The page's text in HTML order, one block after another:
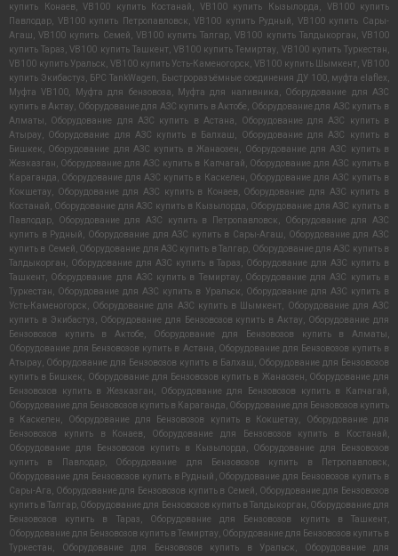
купить Конаев, VB100 купить Костанай, VB100 купить Кызылорда,
VB100 купить
Павлодар, VB100 купить Петропавловск, VB100 купить Рудный, VB100 купить Сары-
Агаш, VB100 купить Семей, VB100 купить Талгар, VB100 купить Талдыкорган, VB100
купить Тараз, VB100 купить Ташкент, VB100 купить Темиртау, VB100 купить Туркестан,
VB100 купить Уральск, VB100 купить Усть-Каменогорск, VB100 купить Шымкент, VB100
купить Экибастуз, БРС TankWagen, Быстроразъёмные соединения ДУ 100, муфта elaflex,
Муфта VB100, Муфта для бензовоза, Муфта для наливника, Оборудование для АЗС
купить в Актау, Оборудование для АЗС купить в Актобе, Оборудование для АЗС купить в
Алматы, Оборудование для АЗС купить в Астана,
Оборудование для АЗС купить в
Атырау, Оборудование для АЗС купить в Балхаш,
Оборудование для АЗС купить в
Бишкек, Оборудование для АЗС купить в Жанаозен, Оборудование для АЗС купить в
Жезказган, Оборудование для АЗС купить в Капчагай, Оборудование для АЗС купить в
Караганда, Оборудование для АЗС купить в Каскелен, Оборудование для АЗС купить в
Кокшетау, Оборудование для АЗС купить в Конаев, Оборудование для АЗС купить в
Костанай, Оборудование для АЗС купить в Кызылорда, Оборудование для АЗС купить в
Павлодар, Оборудование для АЗС купить в Петропавловск,
Оборудование для АЗС
купить в Рудный, Оборудование для АЗС купить в Сары-Агаш, Оборудование для АЗС
купить в Семей, Оборудование для АЗС купить в Талгар, Оборудование для АЗС купить в
Талдыкорган, Оборудование для АЗС купить в Тараз, Оборудование для АЗС купить в
Ташкент, Оборудование для АЗС купить в Темиртау, Оборудование для АЗС купить в
Туркестан, Оборудование для АЗС купить в Уральск, Оборудование для АЗС купить в
Усть-Каменогорск, Оборудование для АЗС купить в Шымкент, Оборудование для АЗС
купить в Экибастуз, Оборудование для Бензовозов купить в Актау, Оборудование для
Бензовозов купить в Актобе, Оборудование для Бензовозов купить в Алматы,
Оборудование для Бензовозов купить в Астана, Оборудование для Бензовозов купить в
Атырау, Оборудование для Бензовозов купить в Балхаш, Оборудование для Бензовозов
купить в Бишкек, Оборудование для Бензовозов купить в Жанаозен, Оборудование для
Бензовозов купить в Жезказган, Оборудование для Бензовозов купить в Капчагай,
Оборудование для Бензовозов купить в Караганда, Оборудование для Бензовозов купить
в Каскелен, Оборудование для Бензовозов купить в Кокшетау,
Оборудование для
Бензовозов купить в Конаев, Оборудование для Бензовозов купить в Костанай,
Оборудование для Бензовозов купить в Кызылорда, Оборудование для Бензовозов
купить в Павлодар, Оборудование для Бензовозов купить в Петропавловск,
Оборудование для Бензовозов купить в Рудный , Оборудование для Бензовозов купить в
Сары-Ага, Оборудование для Бензовозов купить в Семей, Оборудование для Бензовозов
купить в Талгар, Оборудование для Бензовозов купить в Талдыкорган, Оборудование для
Бензовозов купить в Тараз, Оборудование для Бензовозов купить в Ташкент,
Оборудование для Бензовозов купить в Темиртау, Оборудование для Бензовозов купить в
Туркестан, Оборудование для Бензовозов купить в Уральск,
Оборудование для